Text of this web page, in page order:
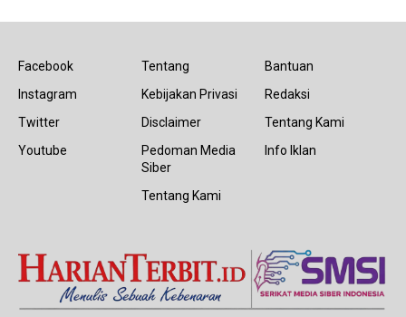
Facebook
Instagram
Twitter
Youtube
Tentang
Kebijakan Privasi
Disclaimer
Pedoman Media
Siber
Tentang Kami
Bantuan
Redaksi
Tentang Kami
Info Iklan